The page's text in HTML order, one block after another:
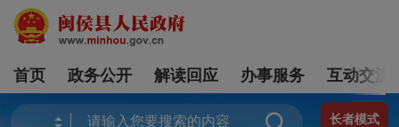
首页 政务公开 解读回应 办事服务 互动交流
长者模式